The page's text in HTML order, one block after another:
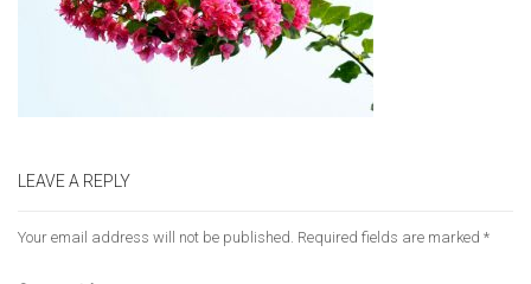
LEAVE A REPLY
Your email address will not be published. Required fields are marked *